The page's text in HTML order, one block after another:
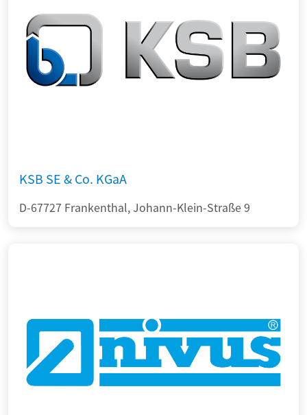
KSB SE & Co. KGaA
D-67727 Frankenthal, Johann-Klein-Straße 9